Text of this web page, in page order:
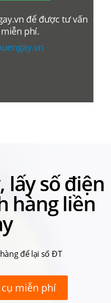
để được tư vấn
phí.
lấy số điện
hàng liền
để lại số ĐT
miễn phí